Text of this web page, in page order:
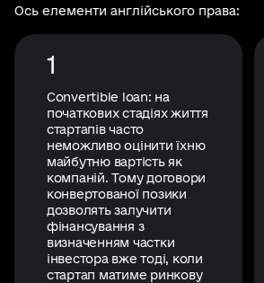
Ось елементи англійського права:
1
Convertible loan: на
початкових стадіях життя
стартапів часто
неможливо оцінити їхню
майбутню вартість як
компаній. Тому договори
конвертованої позики
дозволять залучити
фінансування з
визначенням частки
інвестора вже тоді, коли
стартап матиме ринкову